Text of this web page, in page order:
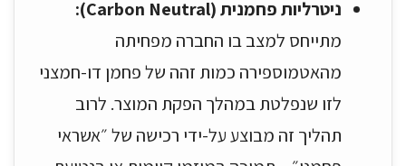
ניטרליות פחמנית (Carbon Neutral):
מתייחס למצב בו החברה מפחיתה
מהאטמוספירה כמות זהה של פחמן דו-חמצני
לזו שנפלטת במהלך הפקת המוצר. לרוב
תהליך זה מבוצע על-ידי רכישה של ״אשראי